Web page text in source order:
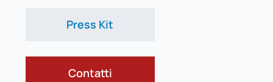
Press Kit
Contatti